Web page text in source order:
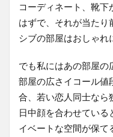
コーディネート、靴
はずで、それが当たり
シブの部屋はおしゃれ
でも私にはあの部屋の
部屋の広さイコール値
合、若い恋人同士なら
日中顔を合わせている
イベートな空間が保て